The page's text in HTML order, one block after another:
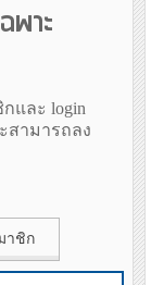
พาะ
และ login
สามารถลง
าชิก